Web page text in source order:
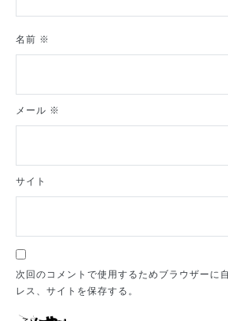
名前 ※
メール ※
サイト
次回のコメントで使用するためブラウザーに
レス、サイトを保存する。